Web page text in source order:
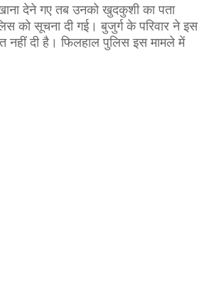
देने गए तब उनको खुदकुशी का पता
को सूचना दी गई। बुजुर्ग के परिवार ने इस
नहीं दी है। फिलहाल पुलिस इस मामले में